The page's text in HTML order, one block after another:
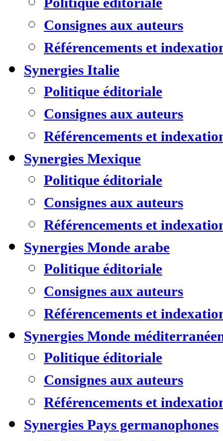
Consignes aux auteurs
Référencements et
Synergies Italie
Politique éditoriale
Consignes aux auteurs
Référencements et
Synergies Mexique
Politique éditoriale
Consignes aux auteurs
Référencements et
Synergies Monde arabe
Politique éditoriale
Consignes aux auteurs
Référencements et
Synergies Monde
Politique éditoriale
Consignes aux auteurs
Référencements et
Synergies Pays germanophones